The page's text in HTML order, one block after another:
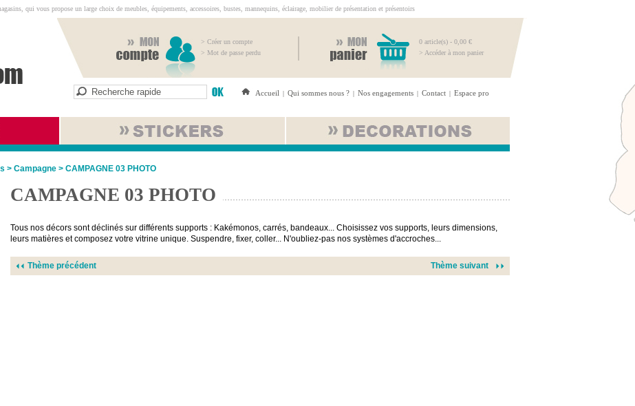
qui vous propose un large choix de meubles, équipements, accessoires, bustes, mannequins, éclairage, mobilier de présentation et présentoirs
> Créer un compte
> Mot de passe perdu
0 article(s) - 0,00 €
> Accéder à mon panier
Accueil | Qui sommes nous ? | Nos engagements | Contact | Espace pro
> Campagne > CAMPAGNE 03 PHOTO
CAMPAGNE 03 PHOTO
Tous nos décors sont déclinés sur différents supports : Kakémonos, carrés, bandeaux... Choisissez vos supports, leurs dimensions,
leurs matières et composez votre vitrine unique. Suspendre, fixer, coller... N'oubliez-pas nos systèmes d'accroches...
Thème précédent Thème suivant